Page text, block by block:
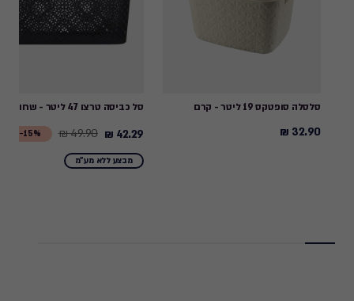
סלסלה סופטקס 19 ליטר - קרם
32.90
32.90 ₪
סל כביסה טרצו 47 ליטר - שחור
15%-
Price
from
49.90
42.29 ₪
49.90 ₪
מבצע ללא מע"מ